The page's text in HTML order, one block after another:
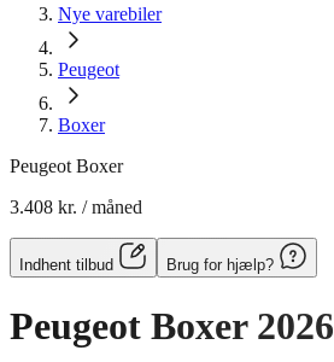
Nye varebiler
Peugeot
Boxer
Peugeot Boxer
3.408 kr. / måned
Indhent tilbud Brug for hjælp?
Peugeot Boxer 2026